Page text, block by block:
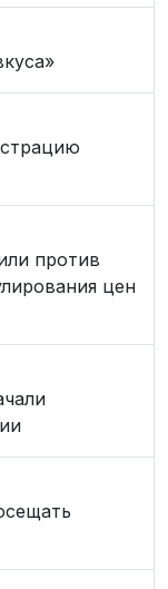
против
цен